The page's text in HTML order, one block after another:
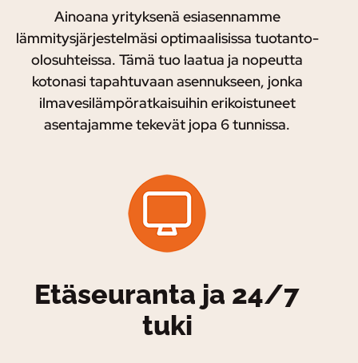
Ainoana yrityksenä esiasennamme
lämmitysjärjestelmäsi optimaalisissa tuotanto-
olosuhteissa. Tämä tuo laatua ja nopeutta
kotonasi tapahtuvaan asennukseen, jonka
ilmavesilämpöratkaisuihin erikoistuneet
asentajamme tekevät jopa 6 tunnissa.
Etäseuranta ja 24/7
tuki